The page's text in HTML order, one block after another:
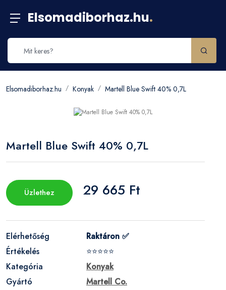
Elsomadiborhaz.hu.
Elsomadiborhaz.hu Konyak Martell Blue Swift 40% 0,7L
Martell Blue Swift 40% 0,7L
Üzlethez 29 665 Ft
Elérhetőség
Raktáron ✅
Értékelés
⭐⭐⭐⭐⭐
Kategória
Konyak
Gyártó
Martell Co.